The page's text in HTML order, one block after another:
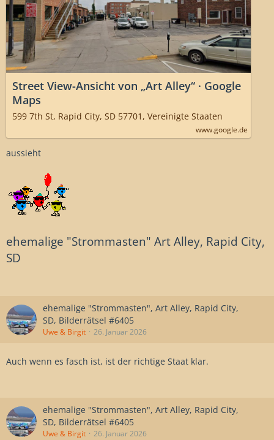
Street View-Ansicht von „Art Alley“ · Google
Maps
599 7th St, Rapid City, SD 57701, Vereinigte Staaten
www.google.de
aussieht
ehemalige "Strommasten" Art Alley, Rapid City,
SD
ehemalige "Strommasten", Art Alley, Rapid City,
SD, Bilderrätsel #6405
Uwe & Birgit 26. Januar 2026
Auch wenn es fasch ist, ist der richtige Staat klar.
ehemalige "Strommasten", Art Alley, Rapid City,
SD, Bilderrätsel #6405
Uwe & Birgit 26. Januar 2026